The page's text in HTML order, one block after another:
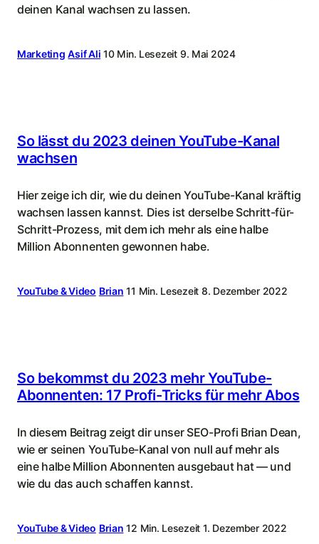
deinen Kanal wachsen zu lassen.
Marketing Asif Ali 10 Min. Lesezeit 9. Mai 2024
So lässt du 2023 deinen YouTube-Kanal
wachsen
Hier zeige ich dir, wie du deinen YouTube-Kanal kräftig
wachsen lassen kannst. Dies ist derselbe Schritt-für-
Schritt-Prozess, mit dem ich mehr als eine halbe
Million Abonnenten gewonnen habe.
YouTube & Video Brian 11 Min. Lesezeit 8. Dezember 2022
So bekommst du 2023 mehr YouTube-
Abonnenten: 17 Profi-Tricks für mehr Abos
In diesem Beitrag zeigt dir unser SEO-Profi Brian Dean,
wie er seinen YouTube-Kanal von null auf mehr als
eine halbe Million Abonnenten ausgebaut hat — und
wie du das auch schaffen kannst.
YouTube & Video Brian 12 Min. Lesezeit 1. Dezember 2022